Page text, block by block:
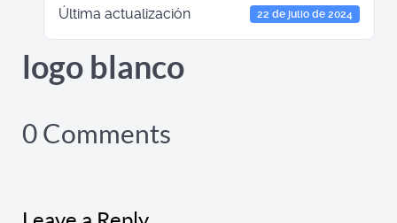
Última actualización 22 de julio de 2024
logo blanco
0 Comments